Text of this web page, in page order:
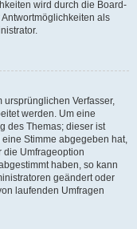
wird durch die Board-
als
Verfasser,
werden. Um eine
des Themas; dieser ist
Stimme abgegeben hat,
die Umfrageoption
haben, so kann
geändert oder
laufenden Umfragen